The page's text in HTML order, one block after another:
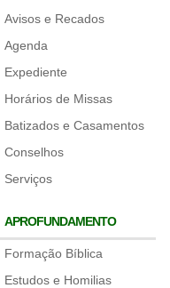
Avisos e Recados
Agenda
Expediente
Horários de Missas
Batizados e Casamentos
Conselhos
Serviços
APROFUNDAMENTO
Formação Bíblica
Estudos e Homilias